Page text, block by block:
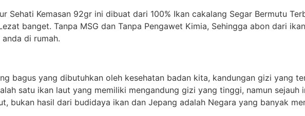
Sehati Kemasan 92gr ini dibuat dari 100% Ikan cakalang Segar Bermutu
banget. Tanpa MSG dan Tanpa Pengawet Kimia, Sehingga abon dari
di rumah.
bagus yang dibutuhkan oleh kesehatan badan kita, kandungan gizi yang
satu ikan laut yang memiliki mengandung gizi yang tinggi, namun sejauh
bukan hasil dari budidaya ikan dan Jepang adalah Negara yang banyak